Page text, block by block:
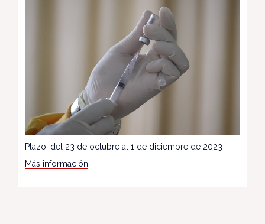
Plazo: del 23 de octubre al 1 de diciembre de 2023
Más información